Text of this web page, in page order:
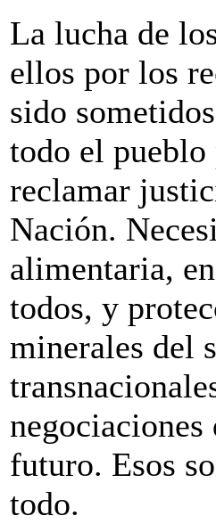
La lucha de
ellos por los
sido
todo el pueblo
reclamar
Nación.
alimentaria,
todos, y
minerales del
futuro. Esos
todo.